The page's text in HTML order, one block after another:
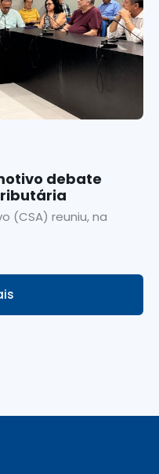
debate
(CSA) reuniu, na